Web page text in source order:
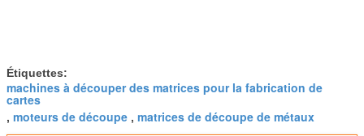
Étiquettes:
machines à découper des matrices pour la fabrication de
cartes
, moteurs de découpe , matrices de découpe de métaux